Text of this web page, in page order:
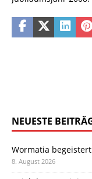
NEUESTE
Wormatia
8. August 2026